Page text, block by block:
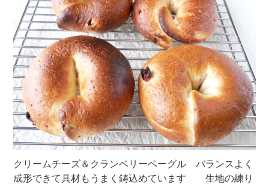
クリームチーズ＆クランベリーベーグル バランスよく
成形できて具材もうまく鋳込めています 生地の練り